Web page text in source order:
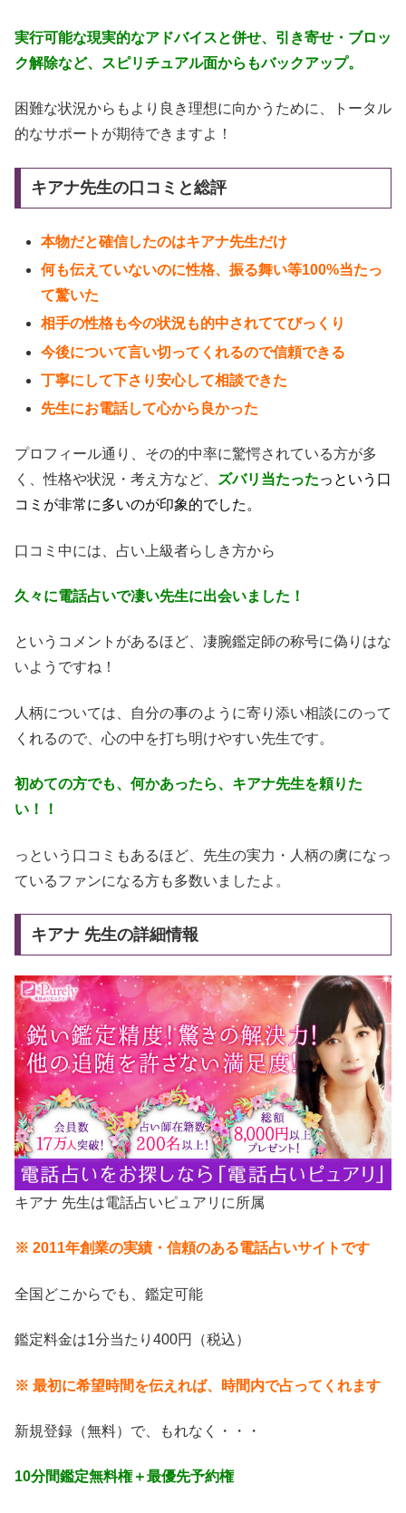
実行可能な現実的なアドバイスと併せ、引き寄せ・ブロッ
ク解除など、スピリチュアル面からもバックアップ。
困難な状況からもより良き理想に向かうために、トータル
的なサポートが期待できますよ！
キアナ先生の口コミと総評
本物だと確信したのはキアナ先生だけ
何も伝えていないのに性格、振る舞い等100%当たっ
て驚いた
相手の性格も今の状況も的中されててびっくり
今後について言い切ってくれるので信頼できる
丁寧にして下さり安心して相談できた
先生にお電話して心から良かった
プロフィール通り、その的中率に驚愕されている方が多
く、性格や状況・考え方など、
ズバリ当たったっという口
コミが非常に多いのが印象的でした。
口コミ中には、占い上級者らしき方から
久々に電話占いで凄い先生に出会いました！
というコメントがあるほど、凄腕鑑定師の称号に偽りはな
いようですね！
人柄については、自分の事のように寄り添い相談にのって
くれるので、心の中を打ち明けやすい先生です。
初めての方でも、何かあったら、キアナ先生を頼りた
い！！
っという口コミもあるほど、先生の実力・人柄の虜になっ
ているファンになる方も多数いましたよ。
キアナ 先生の詳細情報
キアナ 先生は電話占いピュアリに所属
※ 2011年創業の実績・信頼のある電話占いサイトです
全国どこからでも、鑑定可能
鑑定料金は1分当たり400円（税込）
※ 最初に希望時間を伝えれば、時間内で占ってくれます
新規登録（無料）で、もれなく・・・
10分間鑑定無料権＋最優先予約権